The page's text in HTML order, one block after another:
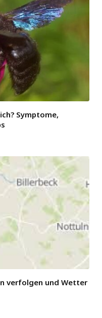
Symptome,
verfolgen und Wetter